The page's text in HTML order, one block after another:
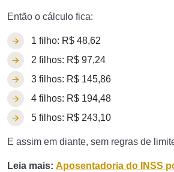
Então o cálculo fica:
1 filho: R$ 48,62
2 filhos: R$ 97,24
3 filhos: R$ 145,86
4 filhos: R$ 194,48
5 filhos: R$ 243,10
E assim em diante, sem regras de
Leia mais: Aposentadoria do INSS